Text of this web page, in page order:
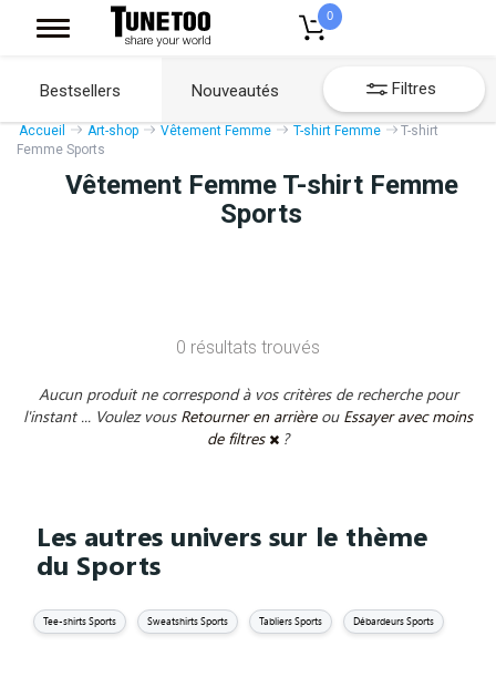
0
Bestsellers Nouveautés Filtres
Accueil Art-shop Vêtement Femme T-shirt Femme
T-shirt
Femme Sports
Vêtement Femme T-shirt Femme
Sports
0 résultats trouvés
Aucun produit ne correspond à vos critères de recherche pour
l'instant ... Voulez vous Retourner en arrière ou Essayer avec moins
de filtres
?
Les autres univers sur le thème
du Sports
Tee-shirts Sports Sweatshirts Sports Tabliers Sports Débardeurs Sports